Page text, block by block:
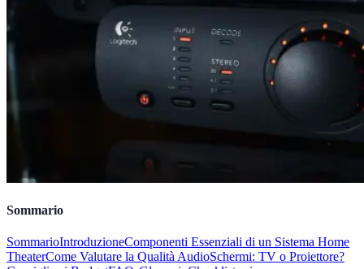
Sommario
SommarioIntroduzioneComponenti Essenziali di un Sistema Home
TheaterCome Valutare la Qualità AudioSchermi: TV o Proiettore?